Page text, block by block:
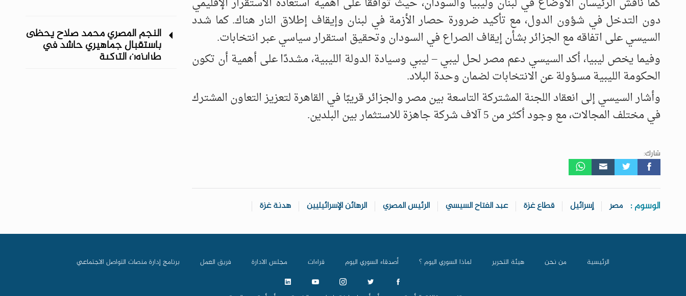
دون التدخل في شؤون الدول، مع تأكيد ضرورة حصار الأزمة في لبنان وإيقاف إطلاق النار هناك. كما شدد
السيسي على اتفاقه مع الجزائر بشأن إيقاف الصراع في السودان وتحقيق استقرار سياسي عبر انتخابات.
وفيما يخص ليبيا، أكد السيسي دعم مصر لحل ليبي – ليبي وسيادة الدولة الليبية، مشددًا على أهمية أن تكون
الحكومة الليبية مسؤولة عن الانتخابات لضمان وحدة البلاد.
وأشار السيسي إلى انعقاد اللجنة المشتركة التاسعة بين مصر والجزائر قريبًا في القاهرة لتعزيز التعاون المشترك
في مختلف المجالات، مع وجود أكثر من 5 آلاف شركة جاهزة للاستثمار بين البلدين.
شارك:
الوسوم : مصر إسرائيل قطاع غزة عبد الفتاح السيسي الرئيس المصري الرهائن الإسرائيليين هدنة غزة
النجم المصري محمد صلاح يحظى
باستقبال جماهيري حاشد في
طرابزون التركية
الرئيسية من نحن هيئة التحرير لماذا السوري اليوم ؟ أصدقاء السوري اليوم قراءات مجلس الادارة فريق العمل برنامج إدارة منصات التواصل الاجتماعي